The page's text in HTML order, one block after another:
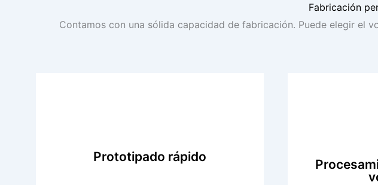
Fabricación
Contamos con una sólida capacidad de fabricación. Puede elegir el
Prototipado rápido